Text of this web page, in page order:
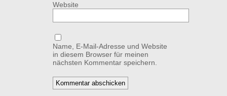
Website
Name, E-Mail-Adresse und Website
in diesem Browser für meinen
nächsten Kommentar speichern.